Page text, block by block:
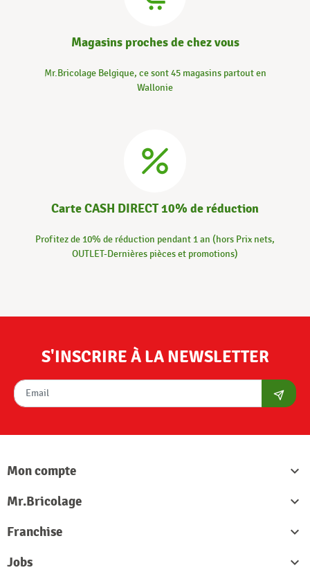
Magasins proches de chez vous
Mr.Bricolage Belgique, ce sont 45 magasins partout en
Wallonie
Carte CASH DIRECT 10% de réduction
Profitez de 10% de réduction pendant 1 an (hors Prix nets,
OUTLET-Dernières pièces et promotions)
S'INSCRIRE À LA NEWSLETTER
Mon compte

Mr.Bricolage

Franchise

Jobs
